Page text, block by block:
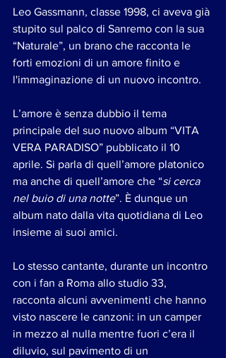
Leo Gassmann, classe 1998, ci aveva già
stupito sul palco di Sanremo con la sua
“Naturale”, un brano che racconta le
forti emozioni di un amore finito e
l'immaginazione di un nuovo incontro.
L’amore è senza dubbio il tema
principale del suo nuovo album “VITA
VERA PARADISO” pubblicato il 10
aprile. Si parla di quell’amore platonico
ma anche di quell’amore che “si cerca
nel buio di una notte”. È dunque un
album nato dalla vita quotidiana di Leo
insieme ai suoi amici.
Lo stesso cantante, durante un incontro
con i fan a Roma allo studio 33,
racconta alcuni avvenimenti che hanno
visto nascere le canzoni: in un camper
in mezzo al nulla mentre fuori c’era il
diluvio, sul pavimento di un